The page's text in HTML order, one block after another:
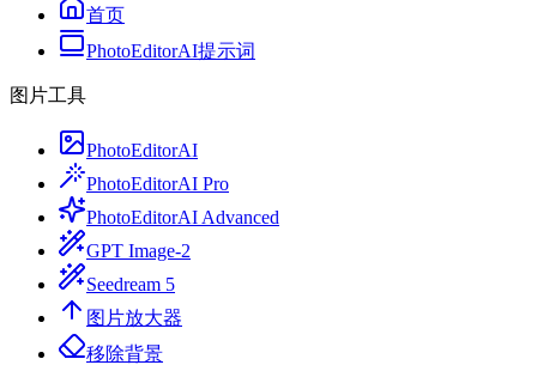
首页
PhotoEditorAI提示词
图片工具
PhotoEditorAI
PhotoEditorAI Pro
PhotoEditorAI Advanced
GPT Image-2
Seedream 5
图片放大器
移除背景